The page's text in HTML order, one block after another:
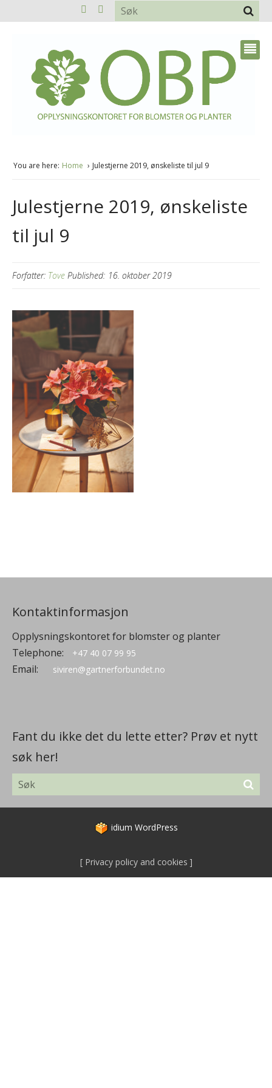
You are here: Home Julestjerne 2019, ønskeliste til jul 9
Julestjerne 2019, ønskeliste
til jul 9
Forfatter: Tove Published: 16. oktober 2019
Kontaktinformasjon
Opplysningskontoret for blomster og planter
Telephone:
+47 40 07 99 95
Email: siviren@gartnerforbundet.no
Fant du ikke det du lette etter? Prøv et nytt
søk her!
idium WordPress
Privacy policy and cookies